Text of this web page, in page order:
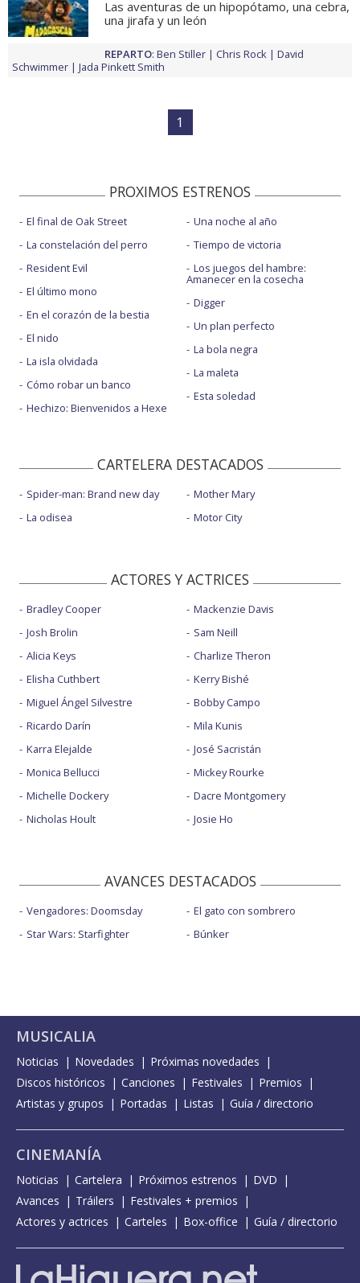
Las aventuras de un hipopótamo, una cebra,
una jirafa y un león
REPARTO: Ben Stiller Chris Rock
David
Schwimmer
Jada Pinkett Smith
1
PROXIMOS ESTRENOS
El final de Oak Street
La constelación del perro
Resident Evil
El último mono
En el corazón de la bestia
El nido
La isla olvidada
Cómo robar un banco
Hechizo: Bienvenidos a Hexe
Una noche al año
Tiempo de victoria
Los juegos del hambre:
Amanecer en la cosecha
Digger
Un plan perfecto
La bola negra
La maleta
Esta soledad
CARTELERA DESTACADOS
Spider-man: Brand new day
La odisea
Mother Mary
Motor City
ACTORES Y ACTRICES
Bradley Cooper
Josh Brolin
Alicia Keys
Elisha Cuthbert
Miguel Ángel Silvestre
Ricardo Darín
Karra Elejalde
Monica Bellucci
Michelle Dockery
Nicholas Hoult
Mackenzie Davis
Sam Neill
Charlize Theron
Kerry Bishé
Bobby Campo
Mila Kunis
José Sacristán
Mickey Rourke
Dacre Montgomery
Josie Ho
AVANCES DESTACADOS
Vengadores: Doomsday
Star Wars: Starfighter
El gato con sombrero
Búnker
MUSICALIA
Noticias Novedades
Próximas novedades
Discos históricos
Canciones Festivales
Premios
Artistas y grupos
Portadas Listas Guía / directorio
CINEMANÍA
Noticias Cartelera Próximos estrenos
DVD
Avances
Tráilers
Festivales + premios
Actores y actrices
Carteles Box-office Guía / directorio